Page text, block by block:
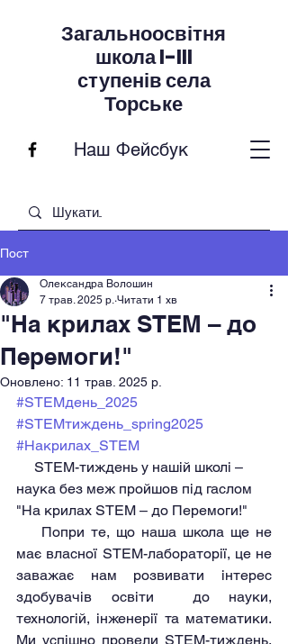
Загальноосвітня
школа I-III
ступенів села
Торське
Наш Фейсбук
Пост
"На крилах STEM – до
Перемоги!"
Олександра Волошин
7 трав. 2025 р. Читати 1 хв
Оновлено: 11 трав. 2025 р.
#STEMдень_2025
#STEMтиждень_spring2025
#Накрилах_STEM
наука без меж пройшов під гаслом
"На крилах STEM – до Перемоги!"
має власної STEM-лабораторії, це не
заважає нам розвивати інтерес
здобувачів освіти  до науки,
технологій, інженерії та математики.
Ми успішно провели STEM-тиждень,